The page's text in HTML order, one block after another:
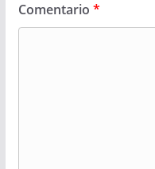
Comentario *